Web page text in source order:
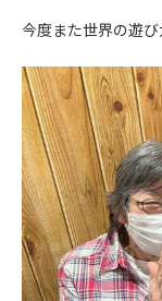
今度また世界の遊び